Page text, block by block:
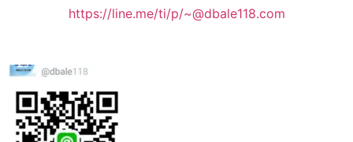
https://line.me/ti/p/~@dbale118.com